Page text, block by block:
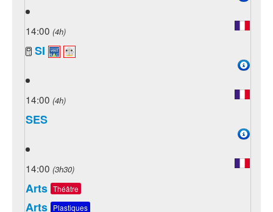
14:00 (4h)
SI
14:00 (4h)
SES
14:00 (3h30)
Arts Théâtre
Arts Plastiques